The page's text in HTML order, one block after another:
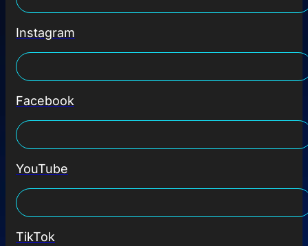
Instagram
Facebook
YouTube
TikTok